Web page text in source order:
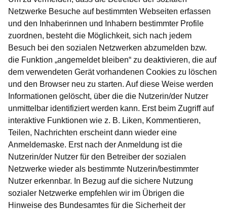
Netzwerke Besuche auf bestimmten Webseiten erfassen
und den Inhaberinnen und Inhabern bestimmter Profile
zuordnen, besteht die Möglichkeit, sich nach jedem
Besuch bei den sozialen Netzwerken abzumelden bzw.
die Funktion „angemeldet bleiben“ zu deaktivieren, die auf
dem verwendeten Gerät vorhandenen Cookies zu löschen
und den Browser neu zu starten. Auf diese Weise werden
Informationen gelöscht, über die die Nutzerin/der Nutzer
unmittelbar identifiziert werden kann. Erst beim Zugriff auf
interaktive Funktionen wie z. B. Liken, Kommentieren,
Teilen, Nachrichten erscheint dann wieder eine
Anmeldemaske. Erst nach der Anmeldung ist die
Nutzerin/der Nutzer für den Betreiber der sozialen
Netzwerke wieder als bestimmte Nutzerin/bestimmter
Nutzer erkennbar. In Bezug auf die sichere Nutzung
sozialer Netzwerke empfehlen wir im Übrigen die
Hinweise des Bundesamtes für die Sicherheit der